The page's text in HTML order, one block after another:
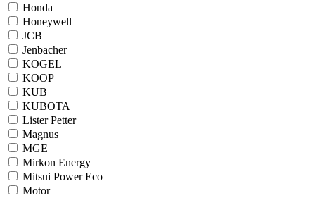
Honda
Honeywell
JCB
Jenbacher
KOGEL
KOOP
KUB
KUBOTA
Lister Petter
Magnus
MGE
Mirkon Energy
Mitsui Power Eco
Motor